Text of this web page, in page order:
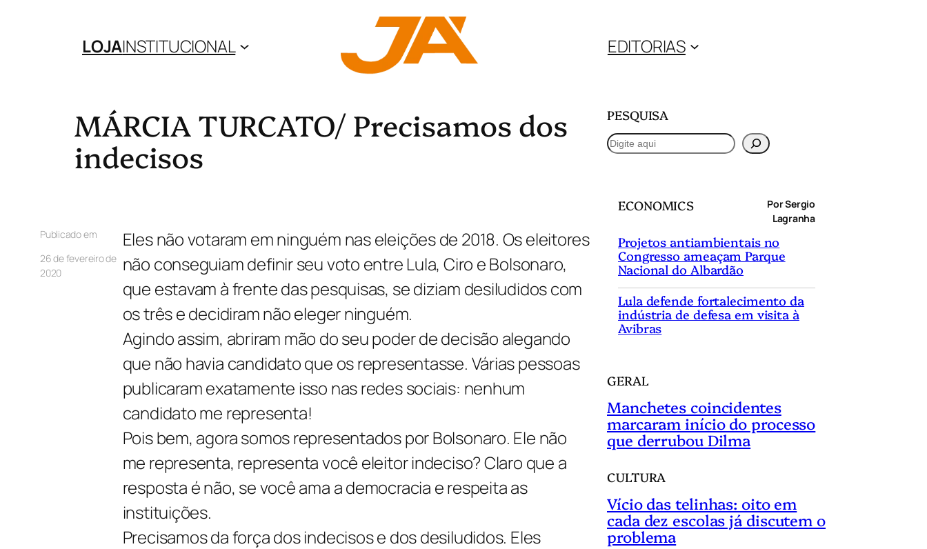
LOJAINSTITUCIONAL EDITORIAS
MÁRCIA TURCATO/ Precisamos dos
indecisos
Publicado em
26 de fevereiro de
2020
Eles não votaram em ninguém nas eleições de 2018. Os eleitores
não conseguiam definir seu voto entre Lula, Ciro e Bolsonaro,
que estavam à frente das pesquisas, se diziam desiludidos com
os três e decidiram não eleger ninguém.
Agindo assim, abriram mão do seu poder de decisão alegando
que não havia candidato que os representasse. Várias pessoas
publicaram exatamente isso nas redes sociais: nenhum
candidato me representa!
Pois bem, agora somos representados por Bolsonaro. Ele não
me representa, representa você eleitor indeciso? Claro que a
resposta é não, se você ama a democracia e respeita as
instituições.
Precisamos da força dos indecisos e dos desiludidos. Eles
PESQUISA
P
ECONOMICS
Por Sergio
Lagranha
Projetos antiambientais no
Congresso ameaçam Parque
Nacional do Albardão
Lula defende fortalecimento da
indústria de defesa em visita à
Avibras
GERAL
Manchetes coincidentes
marcaram início do processo
que derrubou Dilma
CULTURA
Vício das telinhas: oito em
cada dez escolas já discutem o
problema